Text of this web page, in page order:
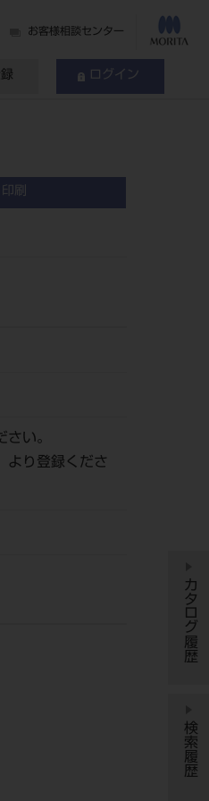
お客様相談センター
ログイン
印刷
さい。
』より登録くださ
カタログ履歴
検索履歴